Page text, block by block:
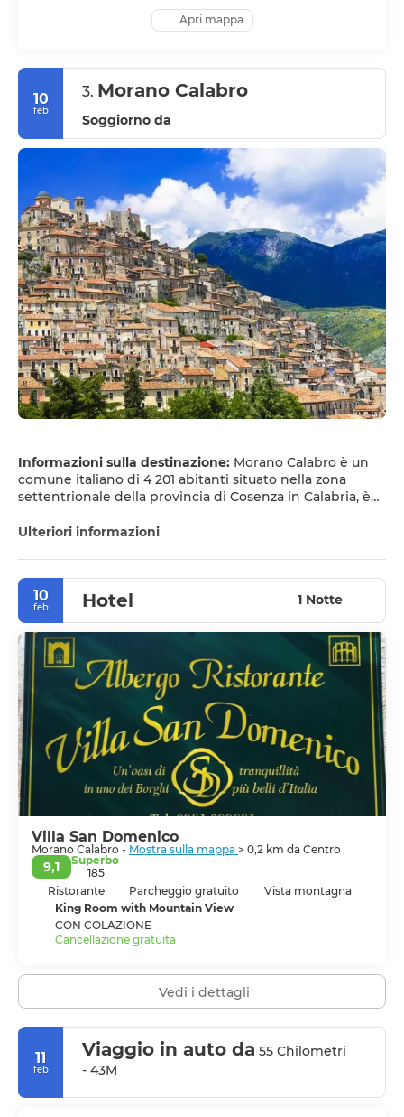
Apri mappa
10
feb
3. Morano Calabro
Soggiorno da
Informazioni sulla destinazione: Morano Calabro è un
comune italiano di 4 201 abitanti situato nella zona
settentrionale della provincia di Cosenza in Calabria, è
Coscile (antico Sybaris di epoca magno-greca) alle
pendici del massiccio del Pollino, ha contribuito al suo
sviluppo in epoca antica ed al suo splendore nei periodi
medievale e rinascimentale, in particolare sotto la
signoria dei Sanseverino di Bisignano.
Ulteriori informazioni
10
feb Hotel 1 Notte
Villa San Domenico
Morano Calabro - Mostra sulla mappa > 0,2 km da Centro
9,1
Superbo
185
Ristorante
Parcheggio gratuito
Vista montagna
King Room with Mountain View
CON COLAZIONE
Cancellazione gratuita
Vedi i dettagli
11
feb
Viaggio in auto da 55 Chilometri
- 43M